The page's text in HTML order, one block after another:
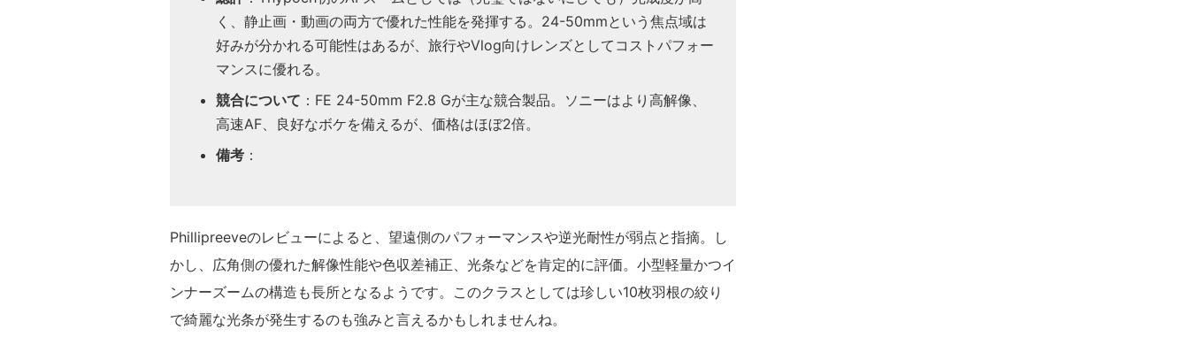
く、静止画・動画の両方で優れた性能を発揮する。24-50mmという焦点域は
好みが分かれる可能性はあるが、旅行やVlog向けレンズとしてコストパフォー
マンスに優れる。
競合について ：FE 24-50mm F2.8 Gが主な競合製品。ソニーはより高解像、
高速AF、良好なボケを備えるが、価格はほぼ2倍。
備考 ：
Phillipreeveのレビューによると、望遠側のパフォーマンスや逆光耐性が弱点と指摘。し
かし、広角側の優れた解像性能や色収差補正、光条などを肯定的に評価。小型軽量かつイ
ンナーズームの構造も長所となるようです。このクラスとしては珍しい10枚羽根の絞り
で綺麗な光条が発生するのも強みと言えるかもしれませんね。